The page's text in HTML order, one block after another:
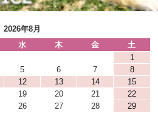
2026年8月
水 木 金
土
1
5 6 7
8
12 13 14
15
19 20 21
22
26 27 28
29